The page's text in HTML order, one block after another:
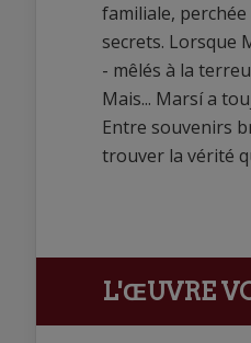
familiale,
secrets. Lorsque
- mêlés à la
Mais... Marsí a
Entre souvenirs
trouver la vérité
L'ŒUVRE